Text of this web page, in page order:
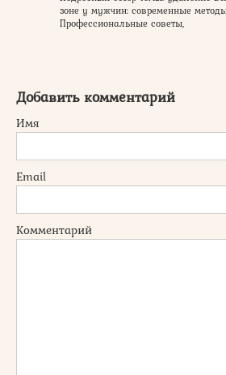
зоне у мужчин: современные
Профессиональные советы,
Добавить комментарий
Имя
Email
Комментарий